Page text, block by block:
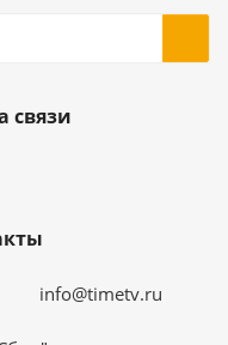
связи
info@timetv.ru